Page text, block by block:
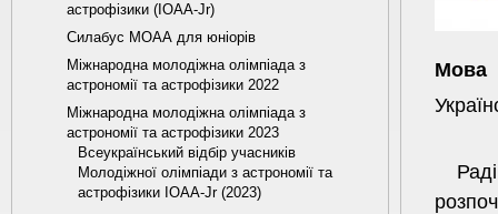
астрофізики (IOAA-Jr)
Силабус МОАА для юніорів
Міжнародна молодіжна олімпіада з
астрономії та астрофізики 2022
Міжнародна молодіжна олімпіада з
астрономії та астрофізики 2023
Всеукраїнський відбір учасників
Молодіжної олімпіади з астрономії та
астрофізики IOAA-Jr (2023)
Мова